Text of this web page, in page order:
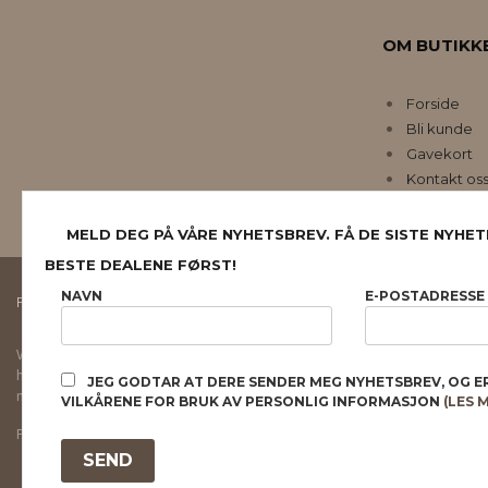
OM
Forside
Bli kunde
Gavekort
Kontakt oss
FRAKT KJØPSBETINGELSER SIKKERHET OG PERSONVERN
Vår nettbutikk bruker cookies slik at du får en bedre kjøpsopplevelse og vi kan
hovedsaklig til å lagre innloggingsdetaljer og huske hva du har puttet i
normalt om du godtar dette.Les merellerendre innstillinger for cookies.
Powered by
MELD DEG PÅ VÅRE NYHETSBREV. FÅ DE SISTE
BESTE DEALENE FØRST!
NAVN E-POSTADRESSE
JEG GODTAR AT DERE SENDER MEG NYHETSBREV, OG
VILKÅRENE FOR BRUK AV PERSONLIG INFORMASJON (LES